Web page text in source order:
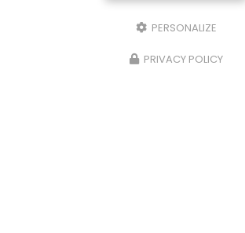
PERSONALIZE
PRIVACY POLICY